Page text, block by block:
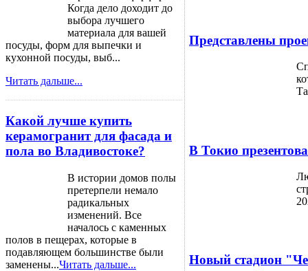
Когда дело доходит до
выбора лучшего
материала для вашей
посуды, форм для выпечки и
кухонной посуды, выб...
Читать дальше...
Какой лучше купить
керамогранит для фасада и
пола во Владивостоке?
В истории домов полы
претерпели немало
радикальных
изменений. Все
началось с каменных
полов в пещерах, которые в
подавляющем большинстве были
заменены...Читать дальше...
Представлены
В Токио
Новый стадион